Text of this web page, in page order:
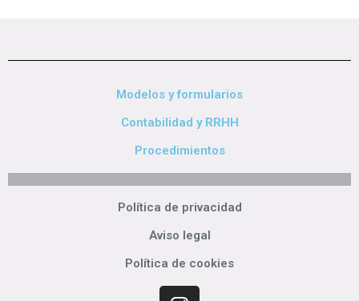
Modelos y formularios
Contabilidad y RRHH
Procedimientos
Política de privacidad
Aviso legal
Política de cookies